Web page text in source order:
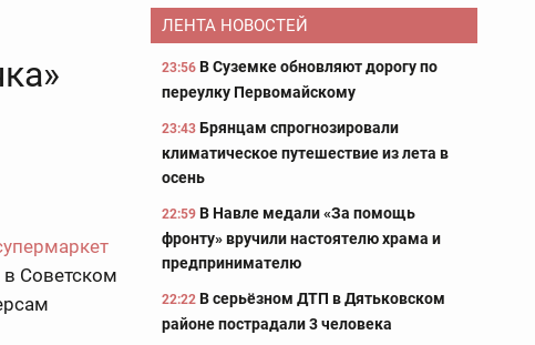
Советском
ЛЕНТА НОВОСТЕЙ
23:56 В Суземке обновляют дорогу по
переулку Первомайскому
23:43 Брянцам спрогнозировали
климатическое путешествие из лета в
осень
22:59 В Навле медали «За помощь
фронту» вручили настоятелю храма и
предпринимателю
22:22 В серьёзном ДТП в Дятьковском
районе пострадали 3 человека